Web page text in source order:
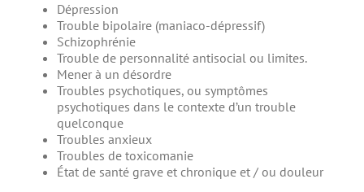
Dépression
Trouble bipolaire (maniaco-dépressif)
Schizophrénie
Trouble de personnalité antisocial ou limites.
Mener à un désordre
Troubles psychotiques, ou symptômes
psychotiques dans le contexte d’un trouble
quelconque
Troubles anxieux
Troubles de toxicomanie
État de santé grave et chronique et / ou douleur